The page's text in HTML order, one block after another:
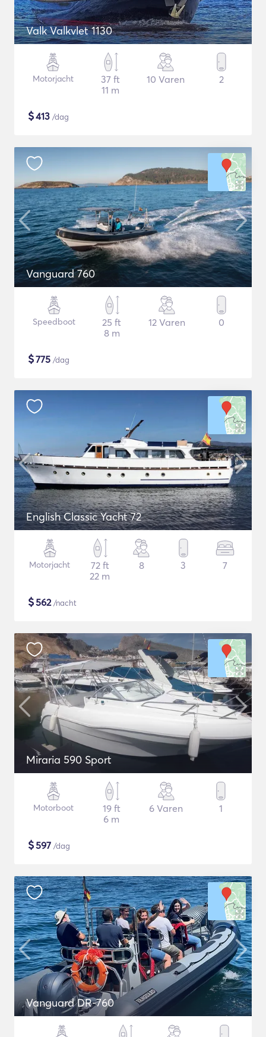
Valk Valkvlet 1130
Motorjacht
37 ft
11 m
10 Varen 2
$413 /dag
Vanguard 760
Speedboot
25 ft
8 m
12 Varen 0
$775 /dag
English Classic Yacht 72
Motorjacht
72 ft
22 m
8 3 7
$562/nacht
Miraria 590 Sport
Motorboot
19 ft
6 m
6 Varen 1
$597 /dag
Vanguard DR-760